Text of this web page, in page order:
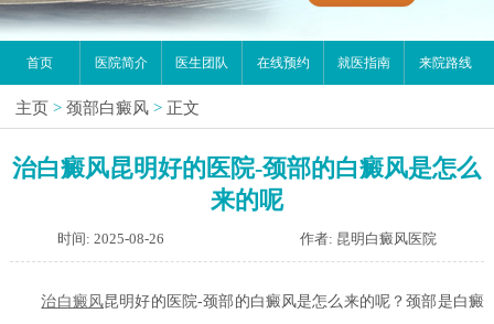
首页 医院简介 医生团队 在线预约 就医指南 来院路线
主页 > 颈部白癜风 > 正文
治白癜风昆明好的医院-颈部的白癜风是怎么
来的呢
时间: 2025-08-26 作者: 昆明白癜风医院
治白癜风昆明好的医院-颈部的白癜风是怎么来的呢？颈部是白癜